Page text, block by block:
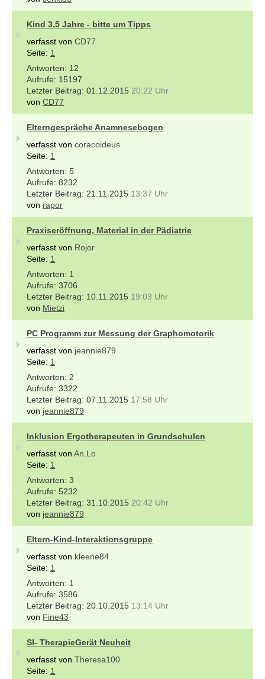
Kind 3,5 Jahre - bitte um Tipps
verfasst von CD77
Seite: 1
12
15197
01.12.2015 20:22 Uhr
von CD77
Elterngespräche Anamnesebogen
verfasst von coracoideus
Seite: 1
5
8232
21.11.2015 13:37 Uhr
von rapor
Praxiseröffnung, Material in der Pädiatrie
verfasst von Rojor
Seite: 1
1
3706
10.11.2015 19:03 Uhr
von Mietzi
PC Programm zur Messung der Graphomotorik
verfasst von jeannie879
Seite: 1
2
3322
07.11.2015 17:58 Uhr
von jeannie879
Inklusion Ergotherapeuten in Grundschulen
verfasst von An.Lo
Seite: 1
3
5232
31.10.2015 20:42 Uhr
von jeannie879
Eltern-Kind-Interaktionsgruppe
verfasst von kleene84
Seite: 1
1
3586
20.10.2015 13:14 Uhr
von Fine43
SI- TherapieGerät Neuheit
verfasst von Theresa100
Seite: 1